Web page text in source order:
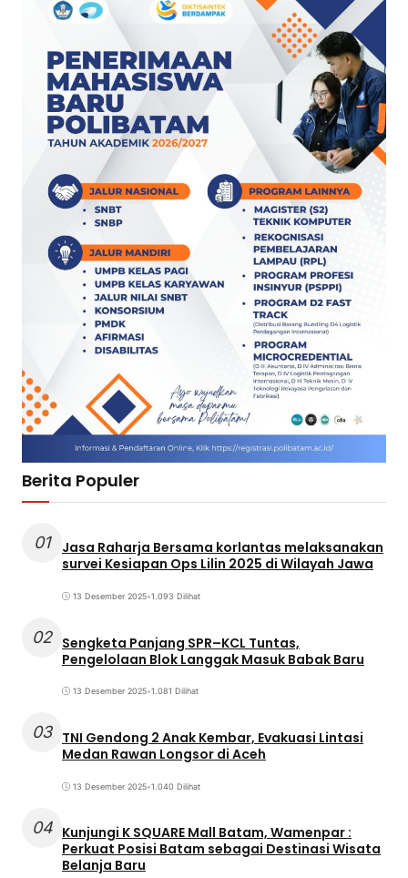
Berita Populer
01
Jasa Raharja Bersama korlantas melaksanakan
survei Kesiapan Ops Lilin 2025 di Wilayah Jawa
13 Desember 2025•1.093 Dilihat
02 Sengketa Panjang SPR–KCL Tuntas,
Pengelolaan Blok Langgak Masuk Babak Baru
13 Desember 2025•1.081 Dilihat
03 TNI Gendong 2 Anak Kembar, Evakuasi Lintasi
Medan Rawan Longsor di Aceh
13 Desember 2025•1.040 Dilihat
04 Kunjungi K SQUARE Mall Batam, Wamenpar :
Perkuat Posisi Batam sebagai Destinasi Wisata
Belanja Baru